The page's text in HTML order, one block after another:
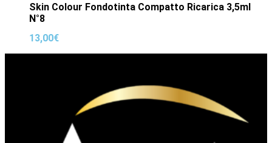
Skin Colour Fondotinta Compatto Ricarica 3,5ml
N°8
13,00€